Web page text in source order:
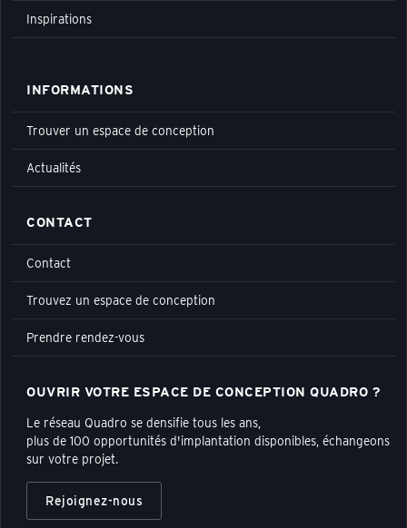
Inspirations
INFORMATIONS
Trouver un espace de conception
Actualités
CONTACT
Contact
Trouvez un espace de conception
Prendre rendez-vous
OUVRIR VOTRE ESPACE DE CONCEPTION QUADRO ?
Le réseau Quadro se densifie tous les ans,
plus de 100 opportunités d'implantation disponibles, échangeons
sur votre projet.
Rejoignez-nous